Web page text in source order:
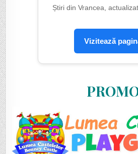
Știri din Vrancea,
Vizitează